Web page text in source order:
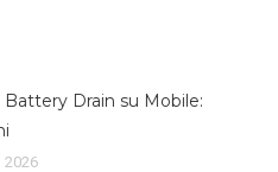
Drain su Mobile:
2026